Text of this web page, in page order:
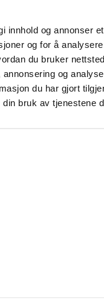
innhold og annonser
og for å
du bruker
og
du har gjort
bruk av tjenestene